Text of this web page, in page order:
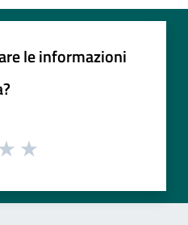
le informazioni